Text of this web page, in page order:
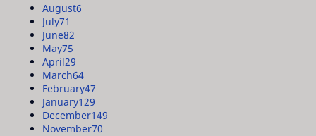
August6
July71
June82
May75
April29
March64
February47
January129
December149
November70